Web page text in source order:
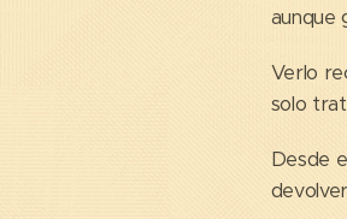
aunque
Verlo
solo
Desde